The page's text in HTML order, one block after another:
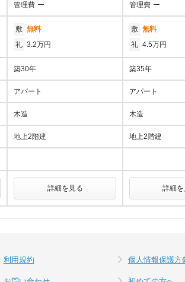
管理費 ー
管理費 ー
敷 無料
礼 3.2万円
敷 無料
礼 4.5万円
築30年 築35年
アパート アパート
木造 木造
地上2階建 地上2階建
詳細を見る 詳細を
利用規約 個人情報保護方